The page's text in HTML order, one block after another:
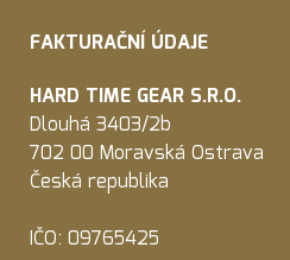
FAKTURAČNÍ ÚDAJE
HARD TIME GEAR S.R.O.
Dlouhá 3403/2b
702 00 Moravská Ostrava
Česká republika
IČO: 09765425